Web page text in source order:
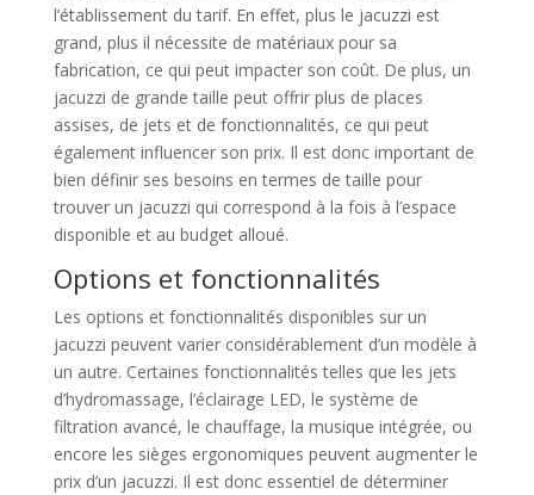
l’établissement du tarif. En effet, plus le jacuzzi est
grand, plus il nécessite de matériaux pour sa
fabrication, ce qui peut impacter son coût. De plus, un
jacuzzi de grande taille peut offrir plus de places
assises, de jets et de fonctionnalités, ce qui peut
également influencer son prix. Il est donc important de
bien définir ses besoins en termes de taille pour
trouver un jacuzzi qui correspond à la fois à l’espace
disponible et au budget alloué.
Options et fonctionnalités
Les options et fonctionnalités disponibles sur un
jacuzzi peuvent varier considérablement d’un modèle à
un autre. Certaines fonctionnalités telles que les jets
d’hydromassage, l’éclairage LED, le système de
filtration avancé, le chauffage, la musique intégrée, ou
encore les sièges ergonomiques peuvent augmenter le
prix d’un jacuzzi. Il est donc essentiel de déterminer